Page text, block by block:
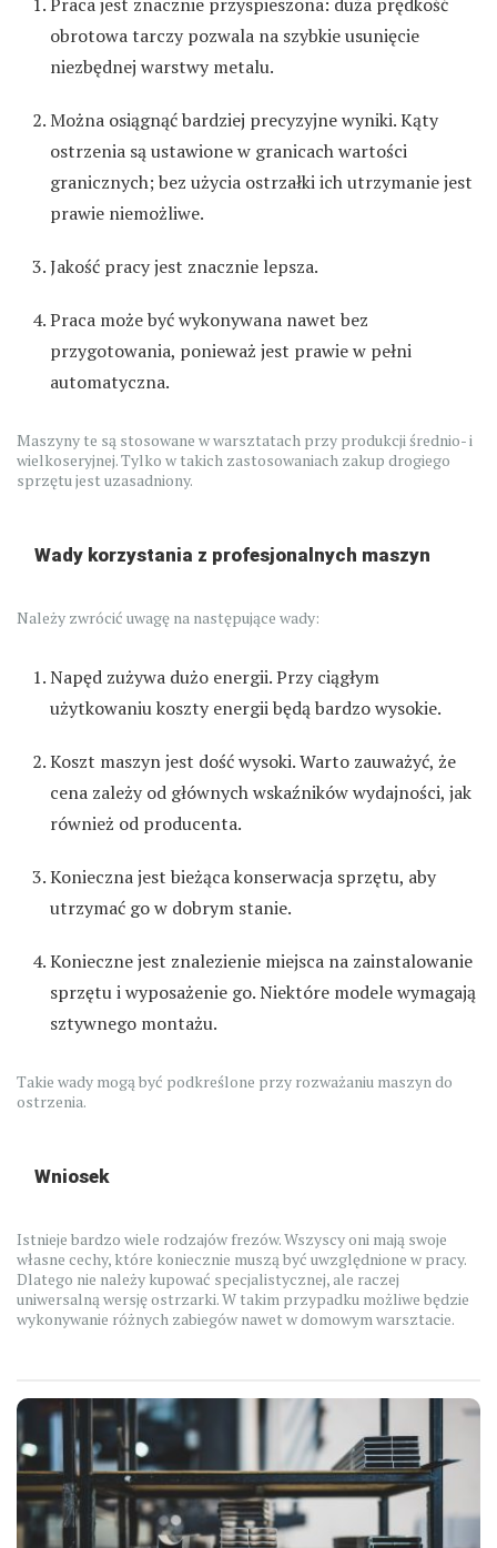
Praca jest znacznie przyspieszona: duża prędkość
obrotowa tarczy pozwala na szybkie usunięcie
niezbędnej warstwy metalu.
Można osiągnąć bardziej precyzyjne wyniki. Kąty
ostrzenia są ustawione w granicach wartości
granicznych; bez użycia ostrzałki ich utrzymanie jest
prawie niemożliwe.
Jakość pracy jest znacznie lepsza.
Praca może być wykonywana nawet bez
przygotowania, ponieważ jest prawie w pełni
automatyczna.
Maszyny te są stosowane w warsztatach przy produkcji średnio- i
wielkoseryjnej. Tylko w takich zastosowaniach zakup drogiego
sprzętu jest uzasadniony.
Wady korzystania z profesjonalnych maszyn
Należy zwrócić uwagę na następujące wady:
Napęd zużywa dużo energii. Przy ciągłym
użytkowaniu koszty energii będą bardzo wysokie.
Koszt maszyn jest dość wysoki. Warto zauważyć, że
cena zależy od głównych wskaźników wydajności, jak
również od producenta.
Konieczna jest bieżąca konserwacja sprzętu, aby
utrzymać go w dobrym stanie.
Konieczne jest znalezienie miejsca na zainstalowanie
sprzętu i wyposażenie go. Niektóre modele wymagają
sztywnego montażu.
Takie wady mogą być podkreślone przy rozważaniu maszyn do
ostrzenia.
Wniosek
Istnieje bardzo wiele rodzajów frezów. Wszyscy oni mają swoje
własne cechy, które koniecznie muszą być uwzględnione w pracy.
Dlatego nie należy kupować specjalistycznej, ale raczej
uniwersalną wersję ostrzarki. W takim przypadku możliwe będzie
wykonywanie różnych zabiegów nawet w domowym warsztacie.